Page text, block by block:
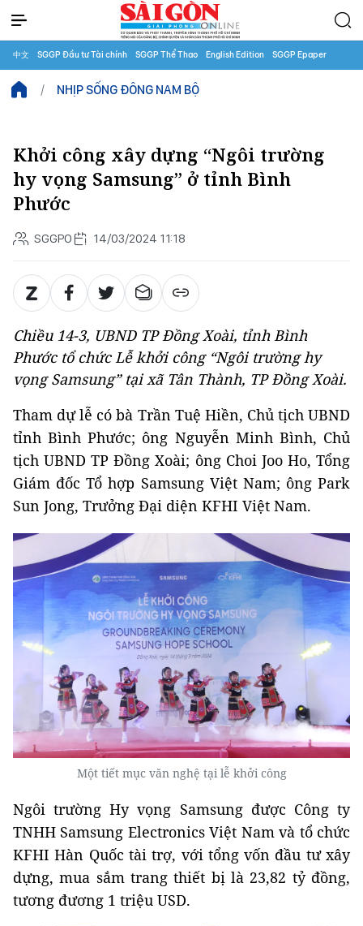
中文 SGGP Đầu tư Tài chính SGGP Thể Thao English Edition SGGP Epaper
NHỊP SỐNG ĐÔNG NAM BỘ
Khởi công xây dựng “Ngôi trường
hy vọng Samsung” ở tỉnh Bình
Phước
SGGPO 14/03/2024 11:18
Chiều 14-3, UBND TP Đồng Xoài, tỉnh Bình
Phước tổ chức Lễ khởi công “Ngôi trường hy
vọng Samsung” tại xã Tân Thành, TP Đồng Xoài.
Tham dự lễ có bà Trần Tuệ Hiền, Chủ tịch UBND
tỉnh Bình Phước; ông Nguyễn Minh Bình, Chủ
tịch UBND TP Đồng Xoài; ông Choi Joo Ho, Tổng
Giám đốc Tổ hợp Samsung Việt Nam; ông Park
Sun Jong, Trưởng Đại diện KFHI Việt Nam.
Một tiết mục văn nghệ tại lễ khởi công
Ngôi trường Hy vọng Samsung được Công ty
TNHH Samsung Electronics Việt Nam và tổ chức
KFHI Hàn Quốc tài trợ, với tổng vốn đầu tư xây
dựng, mua sắm trang thiết bị là 23,82 tỷ đồng,
tương đương 1 triệu USD.